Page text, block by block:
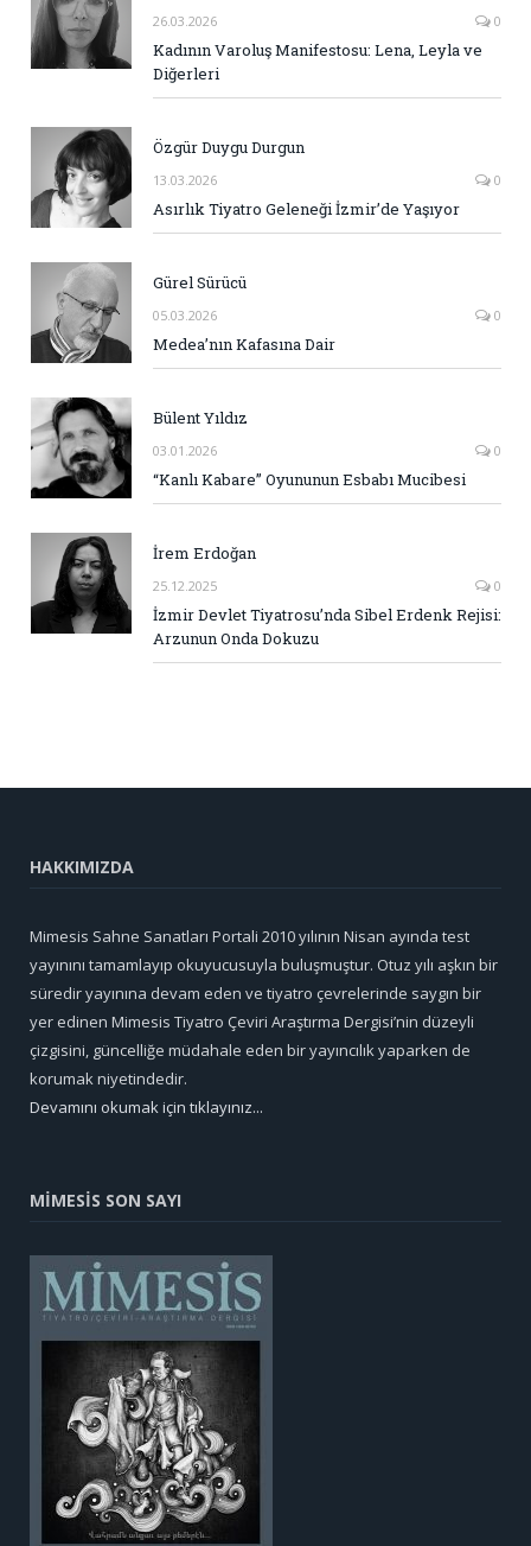
26.03.2026 0
Kadının Varoluş Manifestosu: Lena, Leyla ve
Diğerleri
Özgür Duygu Durgun
13.03.2026 0
Asırlık Tiyatro Geleneği İzmir’de Yaşıyor
Gürel Sürücü
05.03.2026 0
Medea’nın Kafasına Dair
Bülent Yıldız
03.01.2026 0
“Kanlı Kabare” Oyununun Esbabı Mucibesi
İrem Erdoğan
25.12.2025 0
İzmir Devlet Tiyatrosu’nda Sibel Erdenk Rejisi:
Arzunun Onda Dokuzu
HAKKIMIZDA
Mimesis Sahne Sanatları Portali 2010 yılının Nisan ayında test
yayınını tamamlayıp okuyucusuyla buluşmuştur. Otuz yılı aşkın bir
süredir yayınına devam eden ve tiyatro çevrelerinde saygın bir
yer edinen Mimesis Tiyatro Çeviri Araştırma Dergisi’nin düzeyli
çizgisini, güncelliğe müdahale eden bir yayıncılık yaparken de
korumak niyetindedir.
Devamını okumak için tıklayınız...
MİMESİS SON SAYI